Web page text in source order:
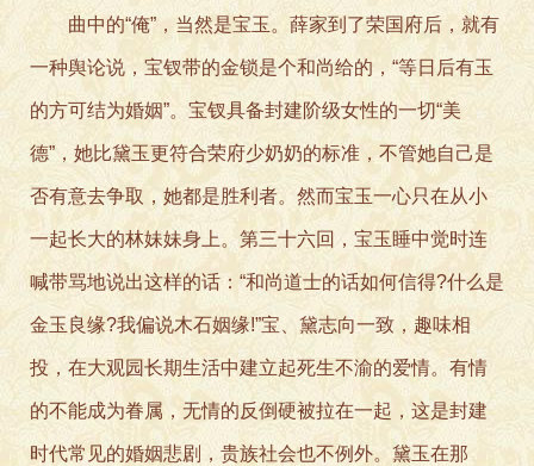
曲中的“俺”，当然是宝玉。薛家到了荣国府后，就有
一种舆论说，宝钗带的金锁是个和尚给的，“等日后有玉
的方可结为婚姻”。宝钗具备封建阶级女性的一切“美
德”，她比黛玉更符合荣府少奶奶的标准，不管她自己是
否有意去争取，她都是胜利者。然而宝玉一心只在从小
一起长大的林妹妹身上。第三十六回，宝玉睡中觉时连
喊带骂地说出这样的话：“和尚道士的话如何信得?什么是
金玉良缘?我偏说木石姻缘!”宝、黛志向一致，趣味相
投，在大观园长期生活中建立起死生不渝的爱情。有情
的不能成为眷属，无情的反倒硬被拉在一起，这是封建
时代常见的婚姻悲剧，贵族社会也不例外。黛玉在那